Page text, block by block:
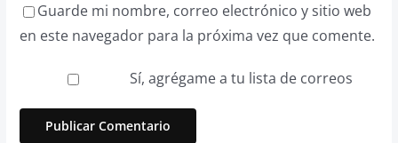
Guarde mi nombre, correo electrónico y sitio web
en este navegador para la próxima vez que comente.
Sí, agrégame a tu lista de correos